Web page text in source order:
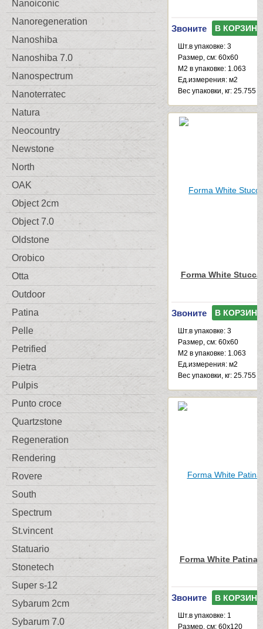
Nanoiconic
Nanoregeneration
Nanoshiba
Nanoshiba 7.0
Nanospectrum
Nanoterratec
Natura
Neocountry
Newstone
North
OAK
Object 2cm
Object 7.0
Oldstone
Orobico
Otta
Outdoor
Patina
Pelle
Petrified
Pietra
Pulpis
Punto croce
Quartzstone
Regeneration
Rendering
Rovere
South
Spectrum
St.vincent
Statuario
Stonetech
Super s-12
Sybarum 2cm
Sybarum 7.0
Звоните В КОРЗИНУ
Шт.в упаковке: 3
Размер, см: 60x60
М2 в упаковке: 1.063
Ед.измерения: м2
Веc упаковки, кг: 25.755
Forma White
Звоните В КОРЗИНУ
Шт.в упаковке: 3
Размер, см: 60x60
М2 в упаковке: 1.063
Ед.измерения: м2
Веc упаковки, кг: 25.755
Forma White
Звоните В КОРЗИНУ
Шт.в упаковке: 1
Размер, см: 60x120